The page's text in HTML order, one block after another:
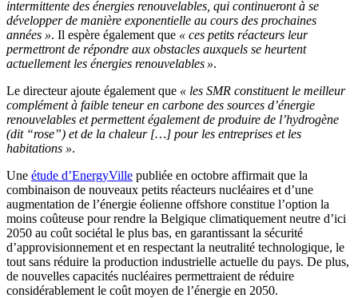
intermittente des énergies renouvelables, qui continueront à se
développer de manière exponentielle au cours des prochaines
années ». Il espère également que « ces petits réacteurs leur
permettront de répondre aux obstacles auxquels se heurtent
actuellement les énergies renouvelables ».
Le directeur ajoute également que « les SMR constituent le meilleur
complément à faible teneur en carbone des sources d’énergie
renouvelables et permettent également de produire de l’hydrogène
(dit “rose”) et de la chaleur […] pour les entreprises et les
habitations ».
Une étude d’EnergyVille publiée en octobre affirmait que la
combinaison de nouveaux petits réacteurs nucléaires et d’une
augmentation de l’énergie éolienne offshore constitue l’option la
moins coûteuse pour rendre la Belgique climatiquement neutre d’ici
2050 au coût sociétal le plus bas, en garantissant la sécurité
d’approvisionnement et en respectant la neutralité technologique, le
tout sans réduire la production industrielle actuelle du pays. De plus,
de nouvelles capacités nucléaires permettraient de réduire
considérablement le coût moyen de l’énergie en 2050.